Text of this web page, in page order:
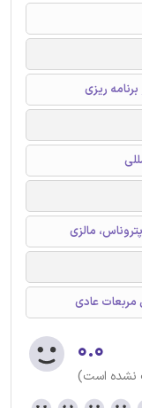
ریزی
مالزی
مربعات عادی
۰.۰
نشده است)